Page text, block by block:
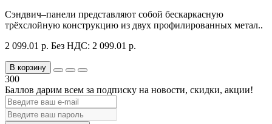
Сэндвич–панели представляют собой бескаркасную
трёхслойную конструкцию из двух профилированных метал..
2 099.01 р. Без НДС: 2 099.01 р.
В корзину
300
Баллов дарим всем за подписку на новости, скидки, акции!